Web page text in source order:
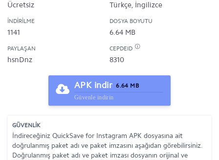
Ücretsiz Türkçe, İngilizce
İNDIRILME
1141
DOSYA BOYUTU
6.64 MB
PAYLAŞAN
hsnDnz
CEPDEID
8310
APK indir 6.64 MB
Güvenle indirin
GÜVENLİK
İndireceğiniz QuickSave for Instagram APK dosyasına ait
doğrulanmış paket adı ve paket imzasını aşağıdan görebilirsiniz.
Doğrulanmış paket adı ve paket imzası dosyanın orijinal ve